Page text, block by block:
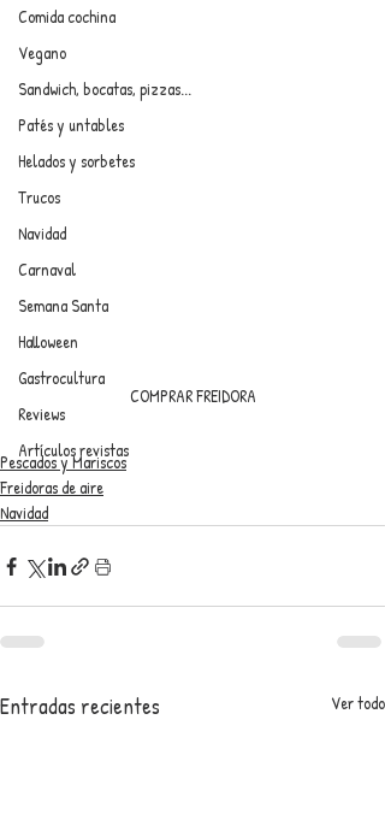
Comida cochina
Vegano
Sandwich, bocatas, pizzas...
Patés y untables
Helados y sorbetes
Trucos
Navidad
Carnaval
Semana Santa
Halloween
Gastrocultura
Reviews
Artículos revistas
COMPRAR FREIDORA
Pescados y Mariscos
Freidoras de aire
Navidad
Entradas recientes Ver todo